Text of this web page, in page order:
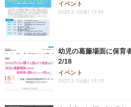
イベント
2023.2.10(金) 10:45
幼児の葛藤場面に保育
2/18
イベント
2023.2.10(金) 10:15